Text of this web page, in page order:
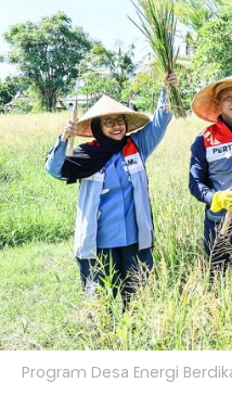
Program Desa Energi